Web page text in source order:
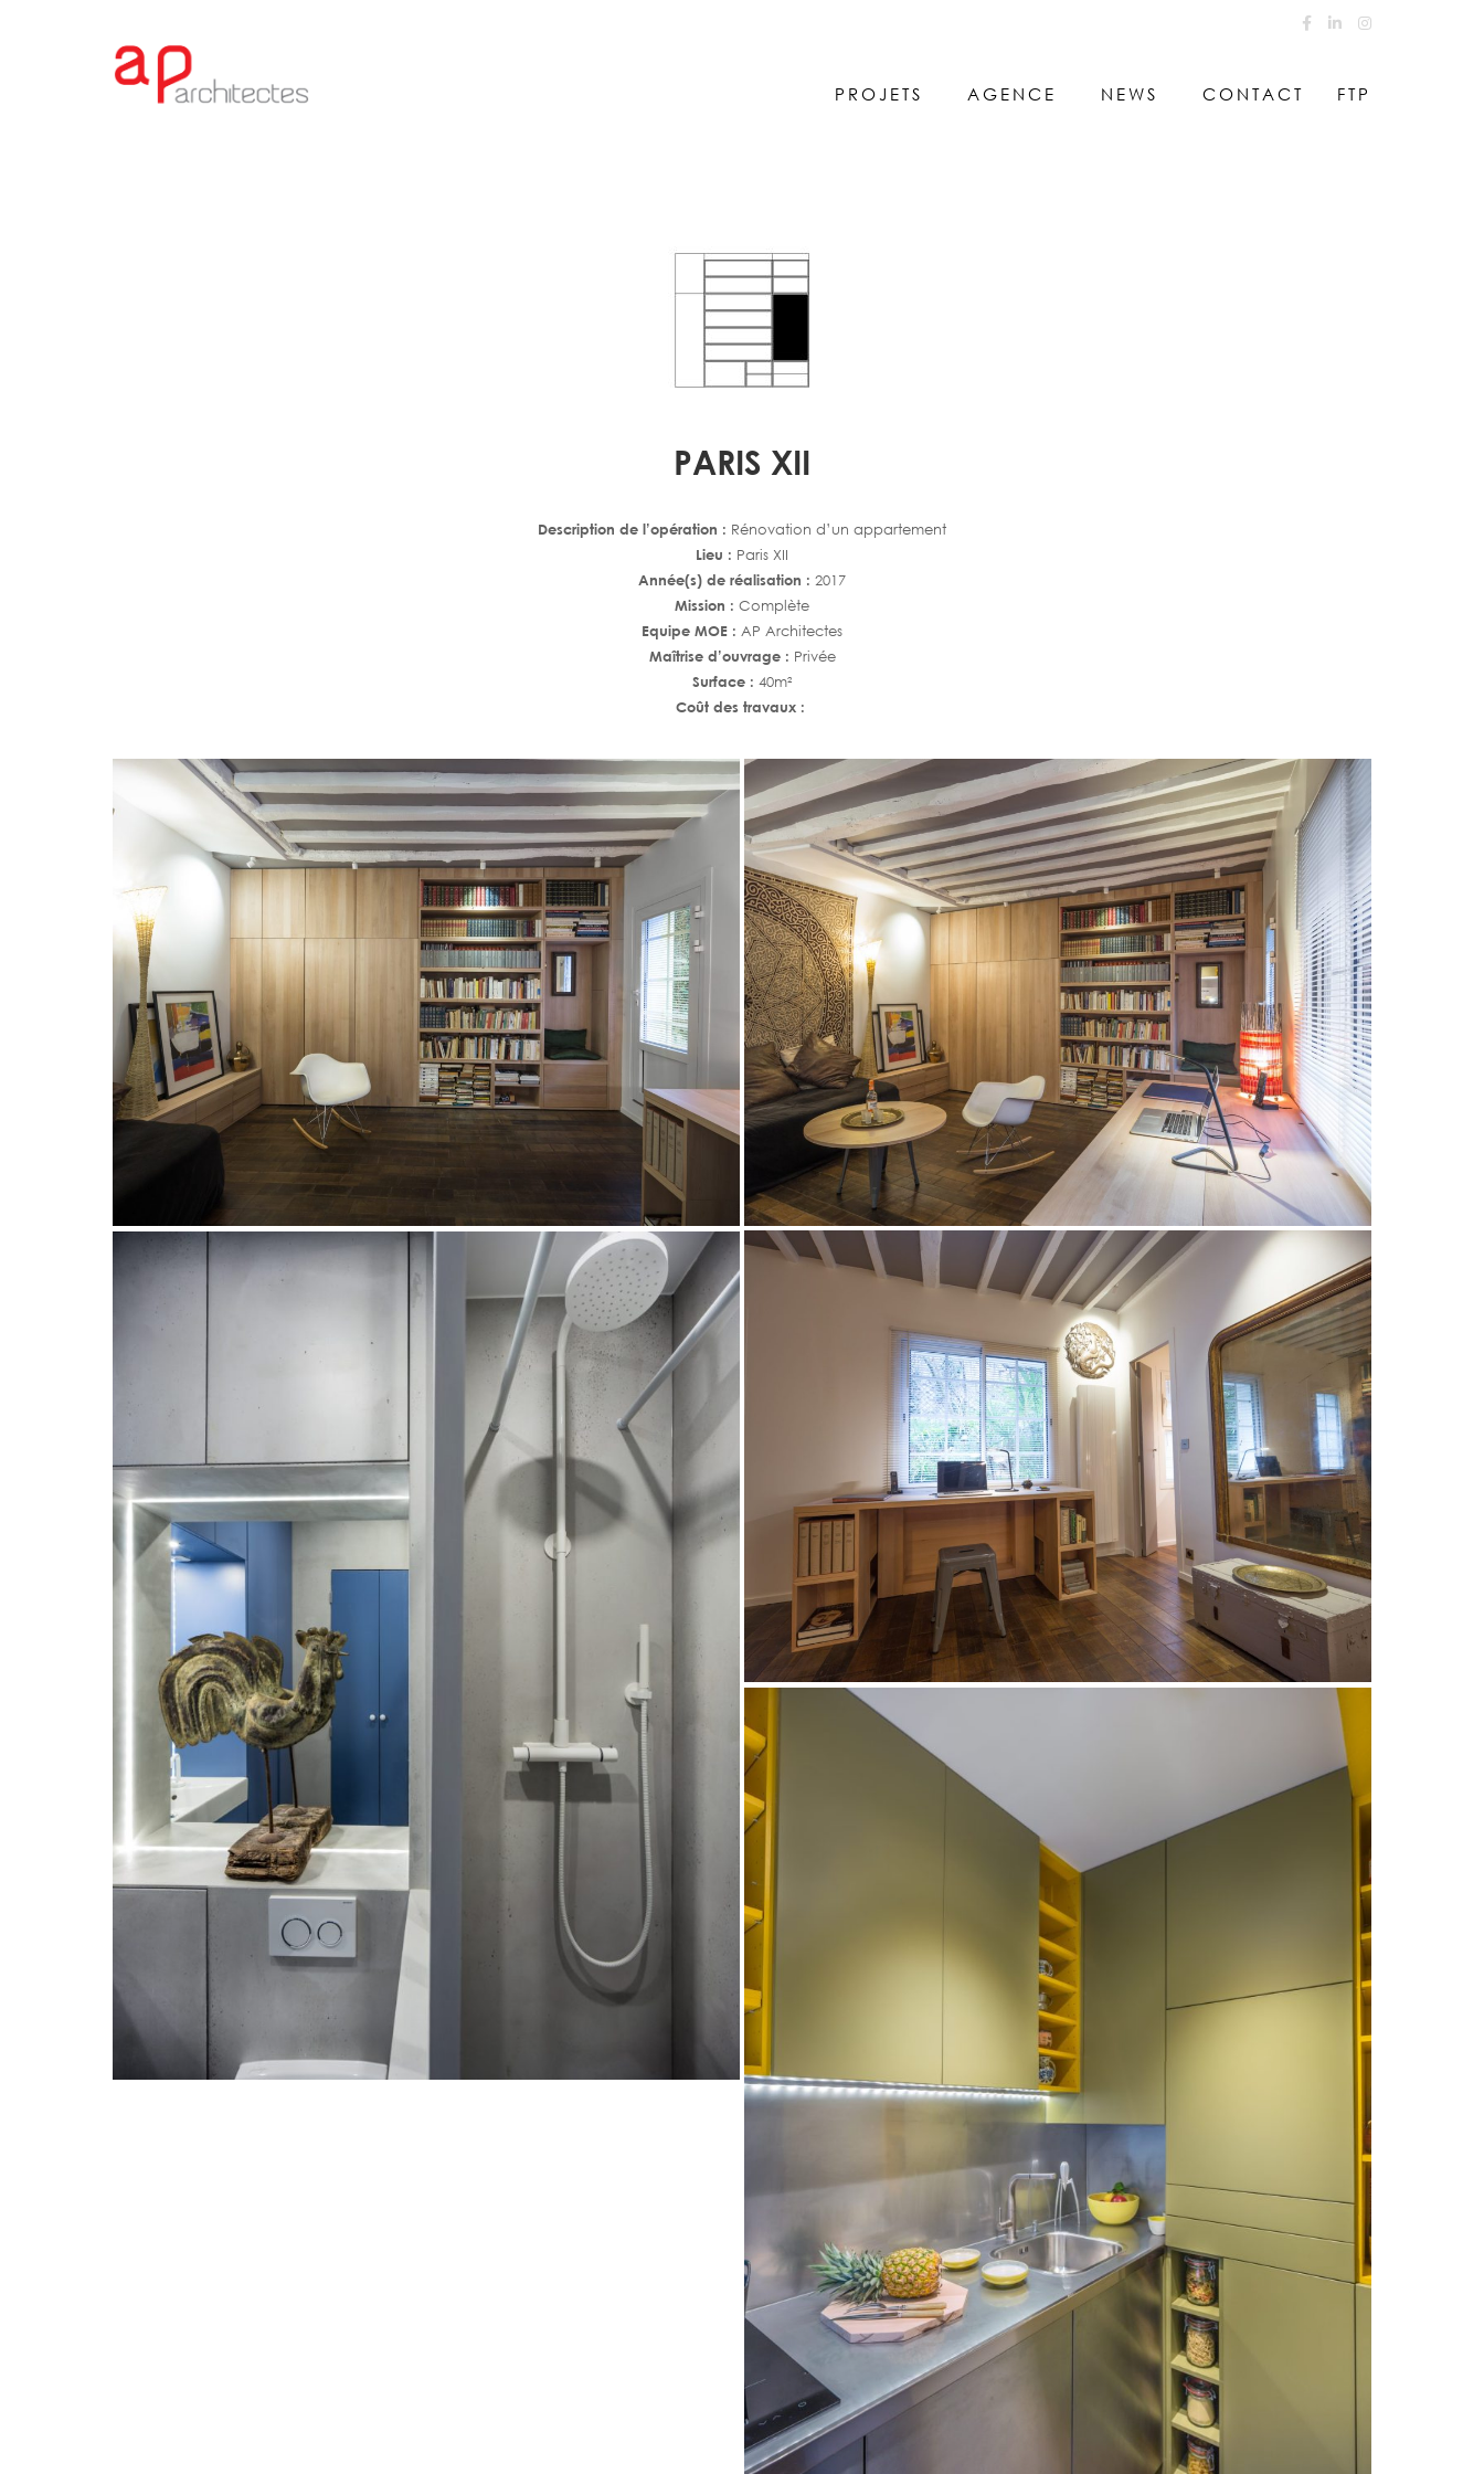
PROJETS AGENCE NEWS CONTACT FTP
PARIS XII
Description de l’opération : Rénovation d’un appartement
Lieu : Paris XII
Année(s) de réalisation : 2017
Mission : Complète
Equipe MOE : AP Architectes
Maîtrise d’ouvrage : Privée
Surface : 40m²
Coût des travaux :